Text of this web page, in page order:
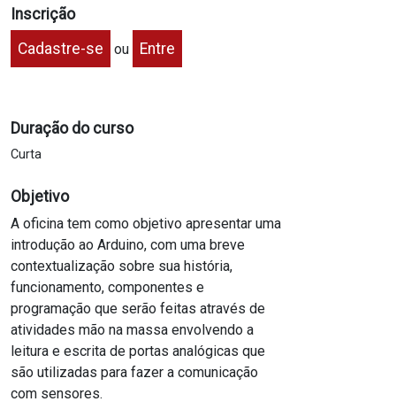
Inscrição
Cadastre-se
ou Entre
Duração do curso
Curta
Objetivo
A oficina tem como objetivo apresentar uma
introdução ao Arduino, com uma breve
contextualização sobre sua história,
funcionamento, componentes e
programação que serão feitas através de
atividades mão na massa envolvendo a
leitura e escrita de portas analógicas que
são utilizadas para fazer a comunicação
com sensores.